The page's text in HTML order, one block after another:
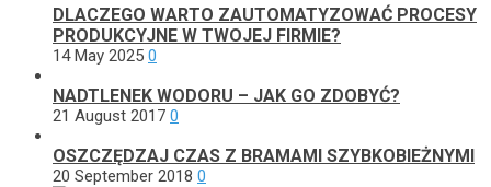
DLACZEGO WARTO ZAUTOMATYZOWAĆ PROCESY
PRODUKCYJNE W TWOJEJ FIRMIE?
14 May 2025 0
NADTLENEK WODORU – JAK GO ZDOBYĆ?
21 August 2017 0
OSZCZĘDZAJ CZAS Z BRAMAMI SZYBKOBIEŻNYMI
20 September 2018 0